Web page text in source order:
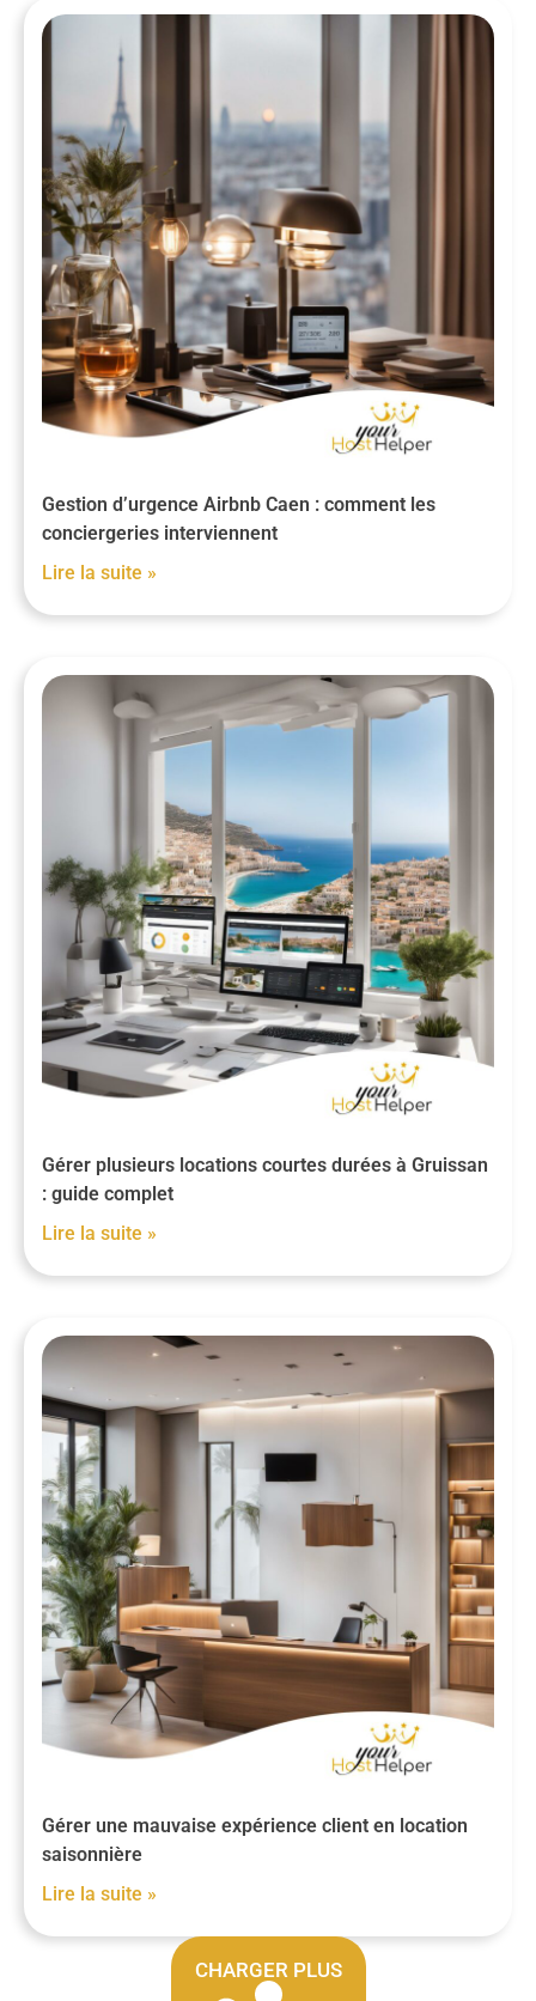
Gestion d’urgence Airbnb Caen : comment les
conciergeries interviennent
Lire la suite »
Gérer plusieurs locations courtes durées à Gruissan
: guide complet
Lire la suite »
Gérer une mauvaise expérience client en location
saisonnière
Lire la suite »
CHARGER PLUS